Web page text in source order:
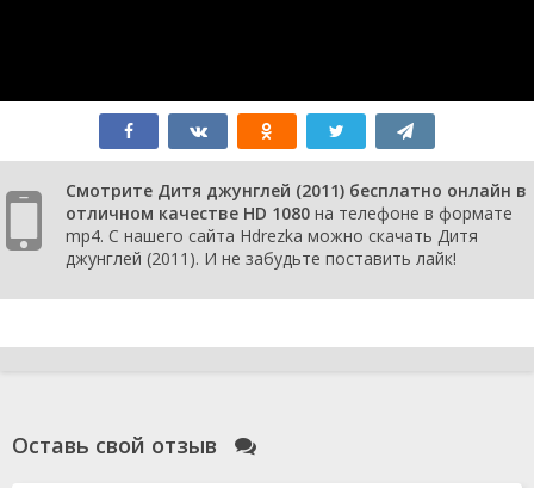
Смотрите Дитя джунглей (2011) бесплатно онлайн в
отличном качестве HD 1080 на телефоне в формате
mp4. С нашего сайта Hdrezka можно скачать Дитя
джунглей (2011). И не забудьте поставить лайк!
Оставь свой отзыв